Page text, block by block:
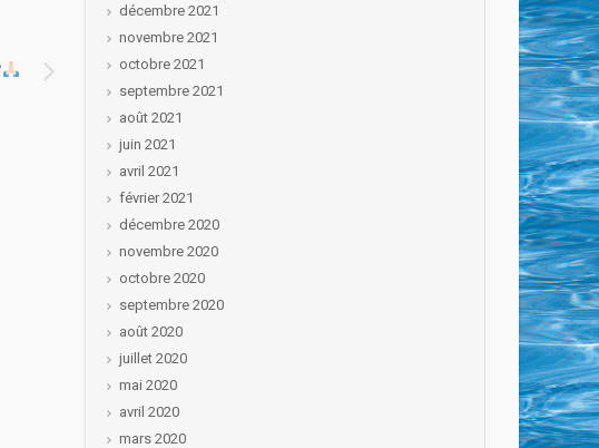
décembre 2021
novembre 2021
octobre 2021
septembre 2021
août 2021
juin 2021
avril 2021
février 2021
décembre 2020
novembre 2020
octobre 2020
septembre 2020
août 2020
juillet 2020
mai 2020
avril 2020
mars 2020